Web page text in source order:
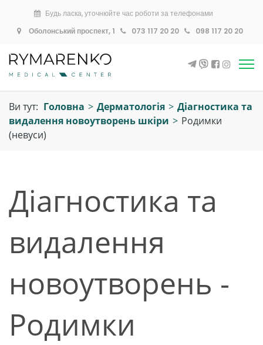
Будь ласка, уточнюйте час роботи за телефонами
Оболонський проспект, 1
073 117 20 20 098 117 20 20
Ви тут: Головна > Дерматологія > Діагностика та
видалення новоутворень шкіри > Родимки
(невуси)
Діагностика та
видалення
новоутворень -
Родимки